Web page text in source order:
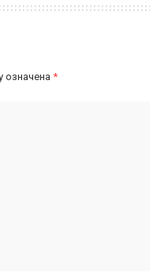
означена *